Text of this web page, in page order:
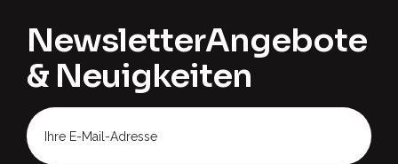
NewsletterAngebote
& Neuigkeiten